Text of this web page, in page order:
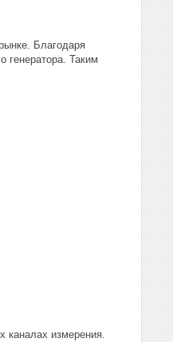
Благодаря
генератора. Таким
каналах измерения.